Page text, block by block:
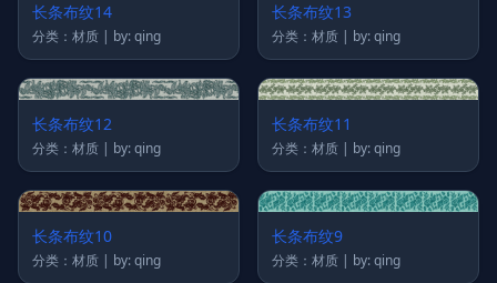
长条布纹14
分类：材质 | by: qing
长条布纹13
分类：材质 | by: qing
长条布纹12
分类：材质 | by: qing
长条布纹11
分类：材质 | by: qing
长条布纹10
分类：材质 | by: qing
长条布纹9
分类：材质 | by: qing